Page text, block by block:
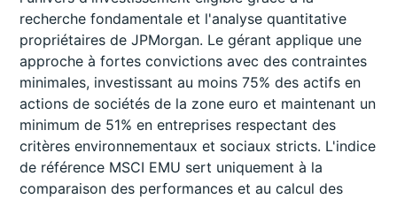
recherche fondamentale et l'analyse quantitative
propriétaires de JPMorgan. Le gérant applique une
approche à fortes convictions avec des contraintes
minimales, investissant au moins 75% des actifs en
actions de sociétés de la zone euro et maintenant un
minimum de 51% en entreprises respectant des
critères environnementaux et sociaux stricts. L'indice
de référence MSCI EMU sert uniquement à la
comparaison des performances et au calcul des